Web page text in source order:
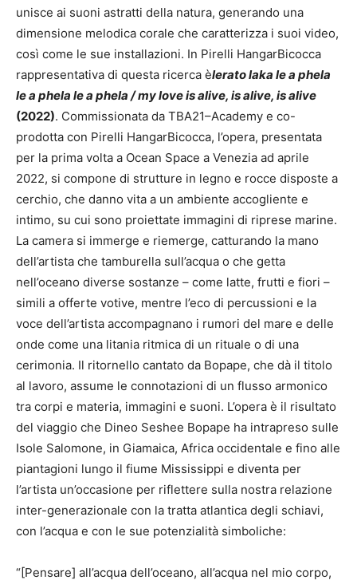
unisce ai suoni astratti della natura, generando una
dimensione melodica corale che caratterizza i suoi video,
così come le sue installazioni. In Pirelli HangarBicocca
rappresentativa di questa ricerca èlerato laka le a phela
le a phela le a phela / my love is alive, is alive, is alive
(2022). Commissionata da TBA21–Academy e co-
prodotta con Pirelli HangarBicocca, l’opera, presentata
per la prima volta a Ocean Space a Venezia ad aprile
2022, si compone di strutture in legno e rocce disposte a
cerchio, che danno vita a un ambiente accogliente e
intimo, su cui sono proiettate immagini di riprese marine.
La camera si immerge e riemerge, catturando la mano
dell’artista che tamburella sull’acqua o che getta
nell’oceano diverse sostanze – come latte, frutti e fiori –
simili a offerte votive, mentre l’eco di percussioni e la
voce dell’artista accompagnano i rumori del mare e delle
onde come una litania ritmica di un rituale o di una
cerimonia. Il ritornello cantato da Bopape, che dà il titolo
al lavoro, assume le connotazioni di un flusso armonico
tra corpi e materia, immagini e suoni. L’opera è il risultato
del viaggio che Dineo Seshee Bopape ha intrapreso sulle
Isole Salomone, in Giamaica, Africa occidentale e fino alle
piantagioni lungo il fiume Mississippi e diventa per
l’artista un’occasione per riflettere sulla nostra relazione
inter-generazionale con la tratta atlantica degli schiavi,
con l’acqua e con le sue potenzialità simboliche:
“[Pensare] all’acqua dell’oceano, all’acqua nel mio corpo,